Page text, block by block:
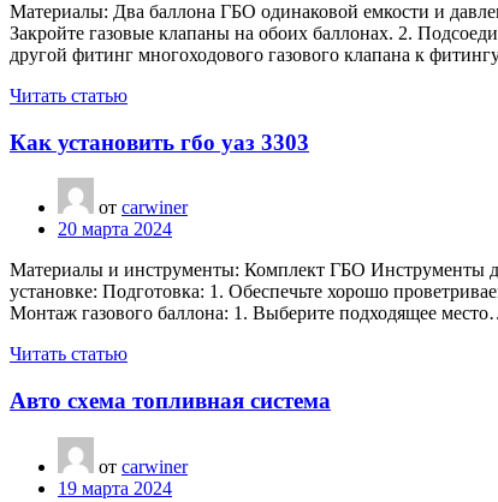
Материалы: Два баллона ГБО одинаковой емкости и
Закройте газовые клапаны на обоих баллонах. 2.
другой фитинг многоходового газового клапана к
Читать статью
Как установить гбо уаз 3303
от carwiner
20 марта 2024
Материалы и инструменты: Комплект ГБО Инструменты
установке: Подготовка: 1. Обеспечьте хорошо
Монтаж газового баллона: 1. Выберите подходящее
Читать статью
Авто схема топливная система
от carwiner
19 марта 2024